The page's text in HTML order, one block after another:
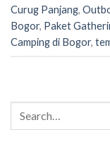
Curug Panjang
Bogor, Paket
Camping di Bogor,